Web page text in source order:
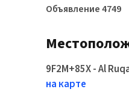
Объявление 4749
9F2M+85X - Al
на карте